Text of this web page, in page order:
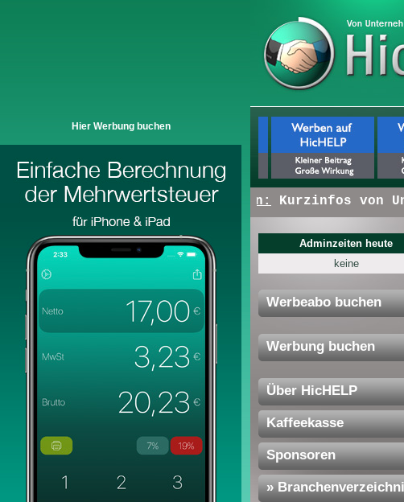
Hier Werbung buchen
+ + +Hier erscheinen:Kurzinfos von
Adminzeiten heute
keine
Werbeabo buchen
Werbung buchen
Über HicHELP
Kaffeekasse
Sponsoren
»